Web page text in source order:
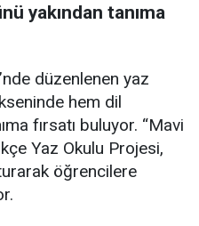
yakından tanıma
düzenlenen yaz
hem dil
fırsatı buluyor. “Mavi
Yaz Okulu Projesi,
öğrencilere